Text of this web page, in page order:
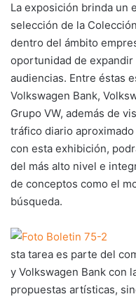
La exposición brinda un
selección de la
dentro del ámbito
oportunidad de
audiencias. Entre éstas
Volkswagen Bank,
Grupo VW, además de
tráfico diario
con esta exhibición,
del más alto nivel e
de conceptos como el
búsqueda.
sta tarea es parte del
y Volkswagen Bank con
propuestas artísticas,